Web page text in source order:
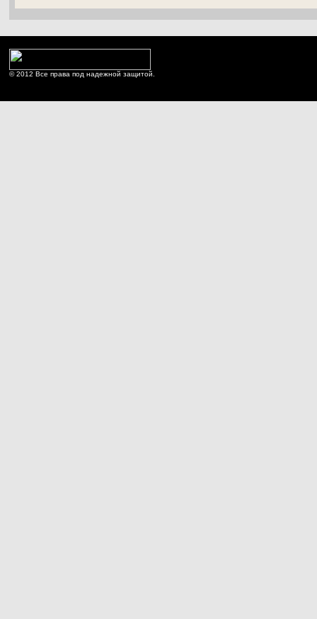
© 2012 Все права под надежной защитой.